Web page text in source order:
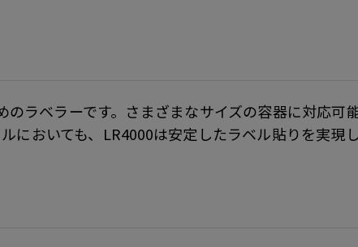
ラベラーです。さまざまなサイズの容器に対応可
においても、LR4000は安定したラベル貼りを実現